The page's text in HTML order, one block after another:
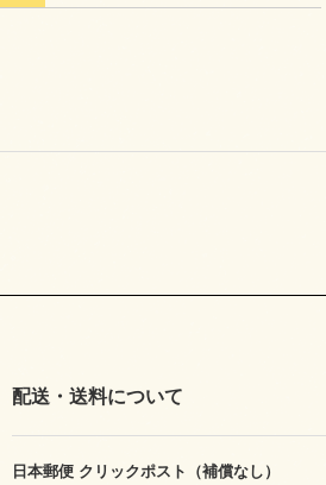
配送・送料について
日本郵便 クリックポスト（補償なし）